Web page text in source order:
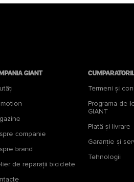
Giant
companie
brand
de reparații biciclete
Termeni și
Programa de
GIANT
Plată și livrare
Garanţie şi
Tehnologii